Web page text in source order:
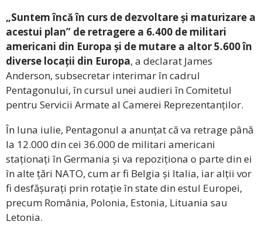
„Suntem încă în curs de dezvoltare și maturizare a
acestui plan” de retragere a 6.400 de militari
americani din Europa și de mutare a altor 5.600 în
diverse locații din Europa, a declarat James
Anderson, subsecretar interimar în cadrul
Pentagonului, în cursul unei audieri în Comitetul
pentru Servicii Armate al Camerei Reprezentanților.
În luna iulie, Pentagonul a anunțat că va retrage până
la 12.000 din cei 36.000 de militari americani
staționați în Germania și va repoziționa o parte din ei
în alte țări NATO, cum ar fi Belgia și Italia, iar alții vor
fi desfășurați prin rotație în state din estul Europei,
precum România, Polonia, Estonia, Lituania sau
Letonia.